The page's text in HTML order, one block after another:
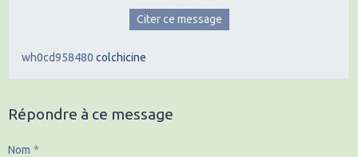
Citer ce message
wh0cd958480 colchicine
Répondre à ce message
Nom